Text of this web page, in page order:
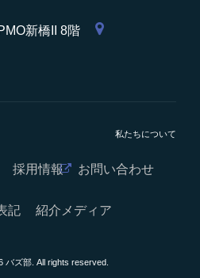
新橋II 8階
採用情報
お問い合わせ
記
紹介メディア
バズ部. All rights reserved.